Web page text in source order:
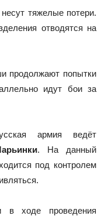
тяжелые потери.
отводятся на
продолжают попытки
идут бои за
армия ведёт
. На данный
под контролем
в ходе проведения